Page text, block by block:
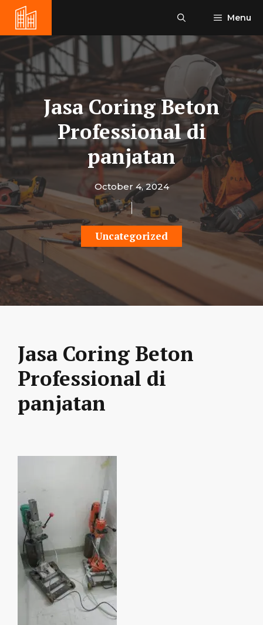
content
Menu
Jasa Coring Beton
Professional di
panjatan
October 4, 2024
Uncategorized
Jasa Coring Beton
Professional di
panjatan